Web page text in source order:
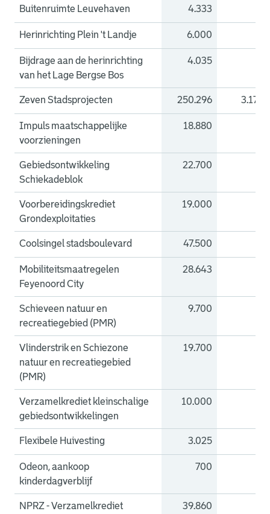
Buitenruimte Leuvehaven 4.333
Herinrichting Plein 't Landje 6.000
Bijdrage aan de herinrichting
van het Lage Bergse Bos
4.035
Zeven Stadsprojecten 250.296 3.178
Impuls maatschappelijke
voorzieningen
18.880
Gebiedsontwikkeling
Schiekadeblok
22.700
Voorbereidingskrediet
Grondexploitaties
19.000
Coolsingel stadsboulevard 47.500
Mobiliteitsmaatregelen
Feyenoord City
28.643
Schieveen natuur en
recreatiegebied (PMR)
9.700
Vlinderstrik en Schiezone
natuur en recreatiegebied
(PMR)
19.700
Verzamelkrediet kleinschalige
gebiedsontwikkelingen
10.000
Flexibele Huivesting 3.025
Odeon, aankoop
kinderdagverblijf
700
NPRZ - Verzamelkrediet
39.860